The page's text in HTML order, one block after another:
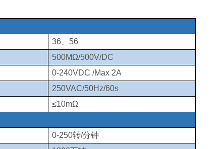
36、56
500MΩ/500V/DC
0-240VDC /Max 2A
250VAC/50Hz/60s
≤10mΩ
0-250转/分钟